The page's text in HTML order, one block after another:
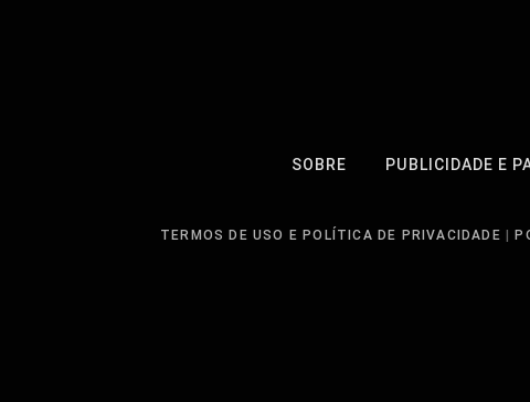
SOBRE PUBLICIDADE E
TERMOS DE USO E POLÍTICA DE PRIVACIDADE